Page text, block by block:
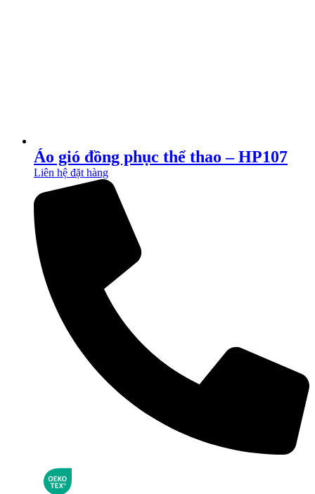
Áo gió đồng phục thể thao – HP107
Liên hệ đặt hàng